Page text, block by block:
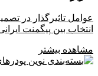
عوامل تاثیرگذار در
انتخاب بین پیگمنت
مشاهده بیشتر